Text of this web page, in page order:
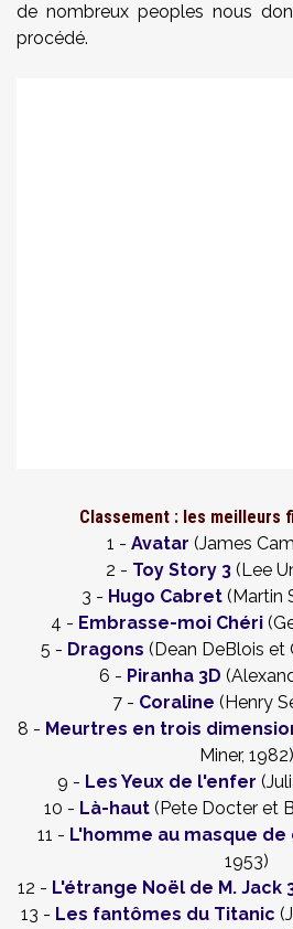
de nombreux peoples nous
procédé.
Classement : les meilleurs
1 - Avatar (James
2 - Toy Story 3(Lee
3 - Hugo Cabret (Martin
4 - Embrasse-moi Chéri
5 - Dragons (Dean DeBlois et
6 - Piranha 3D
7 - Coraline (Henry
8 - Meurtres en trois
Miner, 1982)
9 - Les Yeux de l'enfer
10 - Là-haut(Pete Docter et
11 - L'homme au masque de
1953)
12 - L'étrange Noël de M. Jack
13 - Les fantômes du Titanic